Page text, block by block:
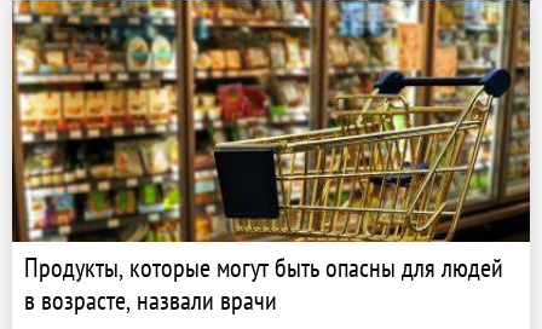
Продукты, которые могут быть опасны для людей
в возрасте, назвали врачи